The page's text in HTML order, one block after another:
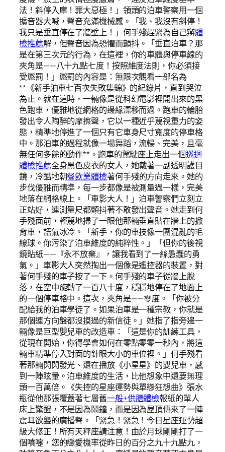
法！斜停入庫！罪大惡極！」領頭的泊車警察用一個
擴音器大喊，聲音充滿機械感。「我、我沒有斜停！
我只是垂直停在了牆壁上！」何手殘趕緊為自己辯體
檢推薦解，但聲音因為恐懼而顫抖。「垂直泊車？那
是在第三次元的行為，在這裡，你的車體與停車線的
夾角是——八十九點七度！按照維度法則，你必須接
受懲罰！」懲罰的內容是：無限次觀看一部名為
**《新手泊車七百次失敗集錦》的紀錄片，直到哭泣
為止。就在這時，一輛像是從科幻電影裡開出來的黑
色跑車，優雅地從網格的邊緣漂移而過。跑車的輪胎
發出令人陶醉的摩擦聲，它以一種近乎蔑視重力的姿
態，精準地停進了一個只有它車身尺寸寬度的停車格
中。那泊車的過程就像一場舞蹈，流暢、完美，且毫
無任何多餘的動作**。跑車的駕駛座上走出一個巡迴
體檢推薦全身黑色皮衣的女人，她戴著一副透明護目
鏡，冷酷地朝餐飲業體檢著何手殘的方向走來。她的
步伐優雅而精準，每一步都像是被測量過一樣，完美
地落在網格線上。「車影大人！」泊車警察們立刻立
正站好，連測量尺都顫抖著不敢發出聲音。她走到何
手殘面前，輕蔑地掃了一眼他那輛垂直貼在牆上的掀
背車，語氣冰冷。「新手，你的車技像一團混亂的毛
線球。你污染了泊車維度的純粹性。」「但你的後視
鏡貼紙——『永不放棄』，讓我看到了一絲愚蠢的勇
氣。」車影大人突然掏出一個像是遙控器的裝置，對
著何手殘的車子按了一下。何手殘的車子從牆上脫
落，在空中旋轉了一百八十度，穩穩地停在了地面上
的一個停車格中。這次，夾角是——零度。「你被分
配給我的泊車學徒了。如果泊車是一種宗教，你就是
那個連方向盤都沒摸過的新信徒。」她指了指旁邊一
輛像是巨型嬰兒車的改造車：「這是你的訓練工具，
從現在開始，你得學會如何在零點零零一秒內，將這
輛車精準停入對面的針眼大小的車位裡。」何手殘看
著那輛閃閃發光、還在播放《小星星》的嬰兒車，感
到一陣眩暈。泊車維度的生活，比他想象中還要無理
頭一百萬倍。《失控的星座運勢與單戀狂想曲》張水
瓶從他那張覆蓋著七層舊一般+供膳體檢報紙的單人
床上驚醒，不是因為鬧鐘，而是因為屋頂傳來了一陣
震耳欲聾的廣播聲。「緊急！緊急！今日星座運勢超
級大修正！所有天秤座請注意！由於月球剛剛打了一
個噴嚏，您的戀愛機率從昨日的百分之九十九點九，